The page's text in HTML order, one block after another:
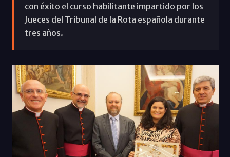
con éxito el curso habilitante impartido por los
Jueces del Tribunal de la Rota española durante
tres años.